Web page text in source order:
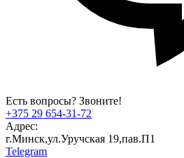
Есть вопросы? Звоните!
+375 29 654-31-72
Адрес:
г.Минск,ул.Уручская 19,пав.П1
Telegram